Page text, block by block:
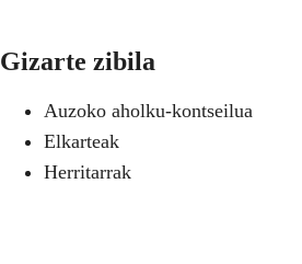
Gizarte zibila
Auzoko aholku-kontseilua
Elkarteak
Herritarrak